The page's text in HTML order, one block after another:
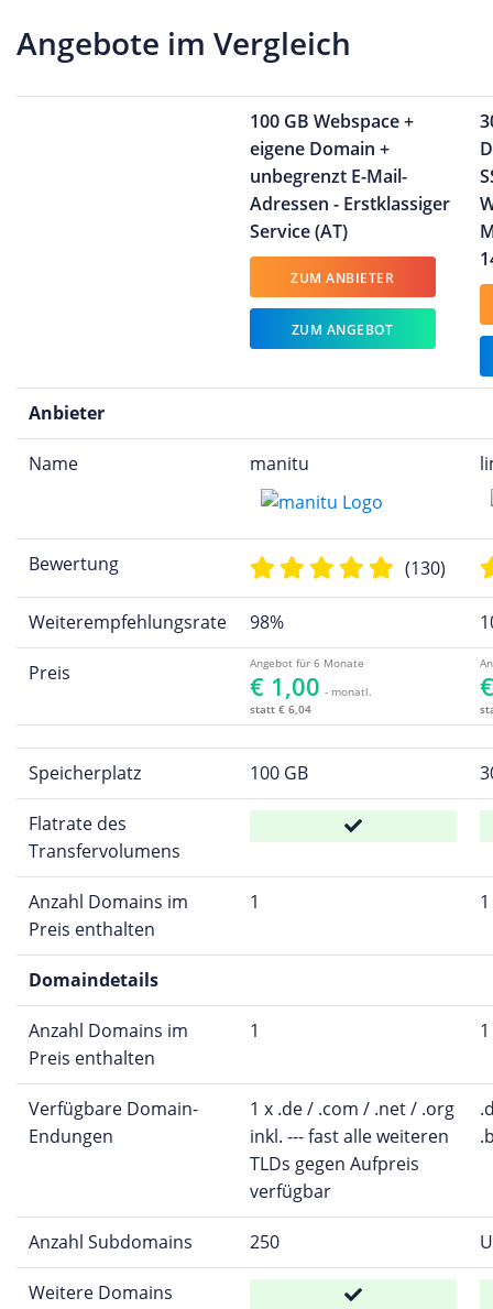
Angebote im Vergleich
100 GB Webspace +
eigene Domain +
unbegrenzt E-Mail-
Adressen - Erstklassiger
Service (AT)
ZUM ANBIETER
ZUM ANGEBOT
Anbieter
Name manitu
Bewertung (130)
Weiterempfehlungsrate 98%
Preis Angebot für 6 Monate
€ 1,00 - monatl.
statt € 6,04
Speicherplatz 100 GB
Flatrate des
Transfervolumens
Anzahl Domains im
Preis enthalten
1 1
Domaindetails
Anzahl Domains im
Preis enthalten
1 1
Verfügbare Domain-
Endungen
1 x .de / .com / .net / .org
inkl. --- fast alle weiteren
TLDs gegen Aufpreis
verfügbar
Anzahl Subdomains 250
Weitere Domains